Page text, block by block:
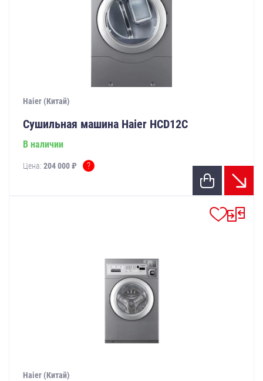
Haier (Китай)
Сушильная машина Haier HCD12C
В наличии
Цена: 204 000 ₽ ?
Haier (Китай)